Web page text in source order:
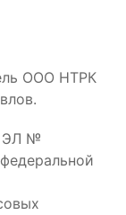
ООО НТРК
ЭЛ №